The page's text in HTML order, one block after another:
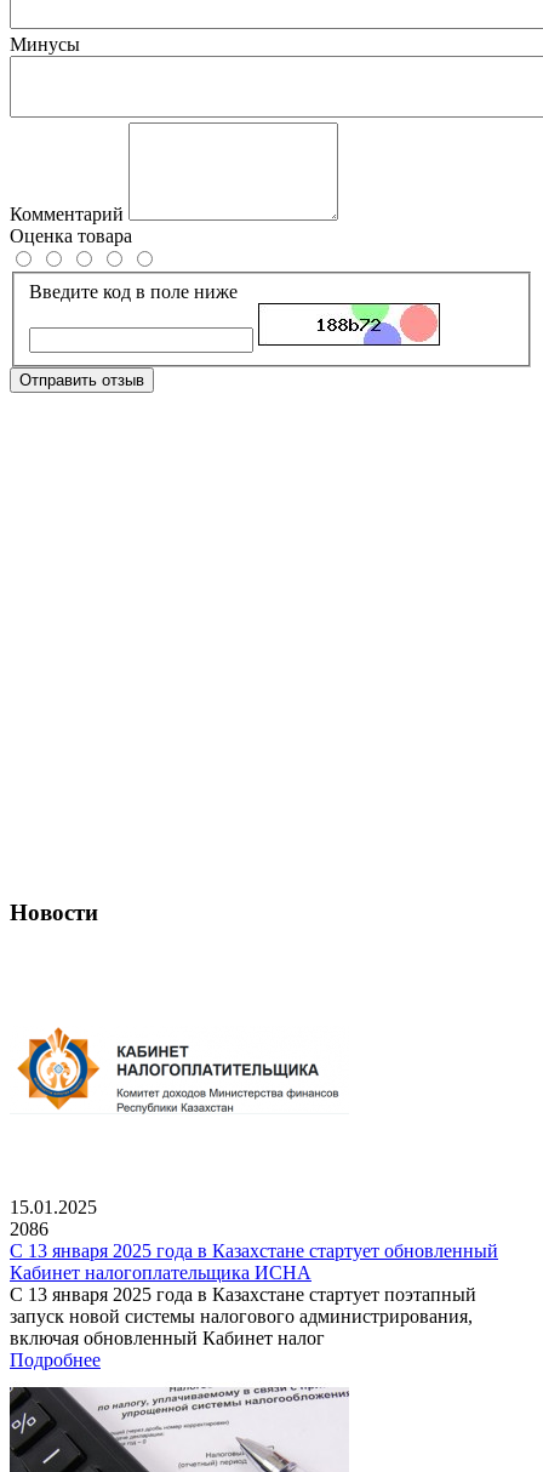
Минусы
Комментарий
Оценка товара
Введите код в поле ниже
Отправить отзыв
Новости
15.01.2025
2086
С 13 января 2025 года в Казахстане стартует обновленный
Кабинет налогоплательщика ИСНА
С 13 января 2025 года в Казахстане стартует поэтапный
запуск новой системы налогового администрирования,
включая обновленный Кабинет налог
Подробнее